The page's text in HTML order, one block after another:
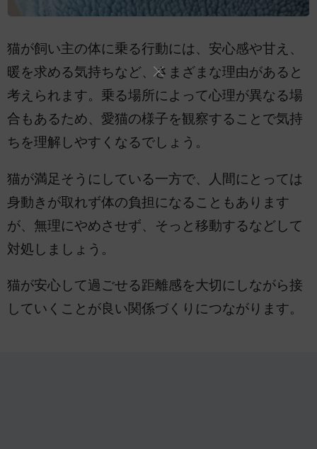
猫が飼い主の体に乗る行動には、安心感や甘え、
暖を求める気持ちなど、さまざまな理由があると
考えられます。乗る場所によって心理が異なる場
合もあるため、愛猫の様子を観察することで気持
ちを理解しやすくなるでしょう。
猫が満足そうにしている一方で、人間にとっては
身動きが取れず体の負担になることもあります
が、無理にやめさせず、そっと移動するなどして
対処しましょう。
猫が安心して過ごせる距離感を大切にしながら接
していくことが良い関係づくりにつながります。